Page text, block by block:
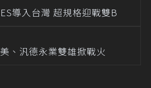
導入台灣 超規格迎戰雙B
、汎德永業雙雄掀戰火